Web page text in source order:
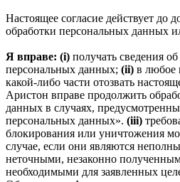
Настоящее согласие действует до
обработки персональных данных
Я вправе: (i) получать сведения
персональных данных; (ii) в любое
какой-либо части отозвать
Аристон вправе продолжить
данных в случаях,
персональных данных». (iii)
блокирования или уничтожения
случае, если они являются
неточными, незаконно
необходимыми для заявленных